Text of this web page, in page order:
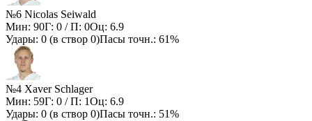
№6 Nicolas Seiwald
Мин: 90Г: 0 / П: 0Оц: 6.9
Удары: 0 (в створ 0)Пасы точн.: 61%
№4 Xaver Schlager
Мин: 59Г: 0 / П: 1Оц: 6.9
Удары: 0 (в створ 0)Пасы точн.: 51%